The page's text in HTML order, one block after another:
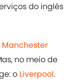
do inglês
Manchester
no meio de
o Liverpool.